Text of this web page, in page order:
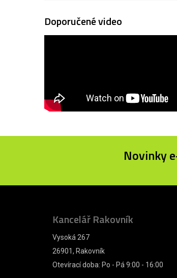
Doporučené video
Novinky
Kancelář Rakovník
Vysoká 267
26901, Rakovník
Otevírací doba: Po - Pá 9:00 - 16:00